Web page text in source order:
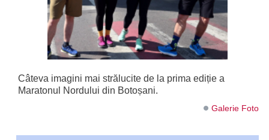
Câteva imagini mai strălucite de la prima ediție a
Maratonul Nordului din Botoșani.
Galerie Foto